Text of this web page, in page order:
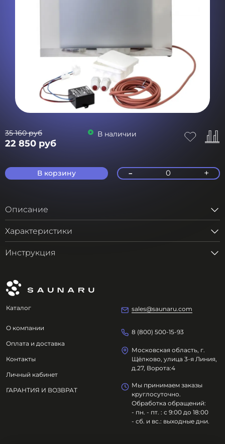
22 850 руб
35 160 руб В наличии
В корзину - 0 +
Описание
Характеристики
Инструкция
Каталог
О компании
Оплата и доставка
Контакты
Личный кабинет
ГАРАНТИЯ И ВОЗВРАТ
sales@saunaru.com
8 (800) 500-15-93
Московская область, г.
Щёлково, улица 3-я Линия,
д.27, Ворота:4
Мы принимаем заказы
круглосуточно.
Обработка обращений:
- пн. - пт. : с 9:00 до 18:00
- сб. и вс.: выходные дни.